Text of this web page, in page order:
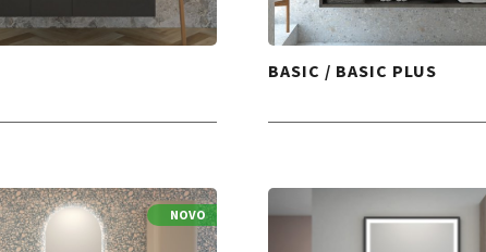
BASIC / BASIC PLUS
NOVO